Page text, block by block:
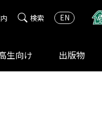
検索 EN
生向け 出版物